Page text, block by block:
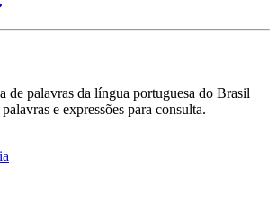
de palavras da língua portuguesa do Brasil
e expressões para consulta.